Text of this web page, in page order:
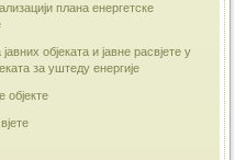
плана енергетске
објеката и јавне расвјете у
за уштеду енергије
објекте